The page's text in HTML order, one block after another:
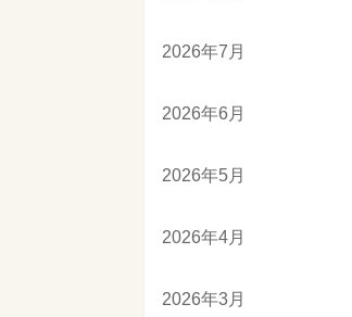
2026年7月
2026年6月
2026年5月
2026年4月
2026年3月